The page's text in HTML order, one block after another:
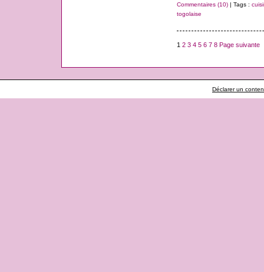
Commentaires (10)| Tags :
togolaise
1 2 3 4 5 6 7 8 Page suivante
Déclarer un